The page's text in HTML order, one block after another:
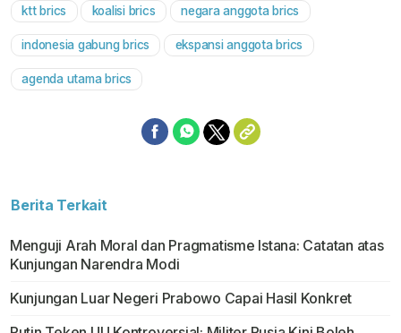
ktt brics koalisi brics negara anggota brics
indonesia gabung brics ekspansi anggota brics
agenda utama brics
Berita Terkait
Menguji Arah Moral dan Pragmatisme Istana: Catatan atas
Kunjungan Narendra Modi
Kunjungan Luar Negeri Prabowo Capai Hasil Konkret